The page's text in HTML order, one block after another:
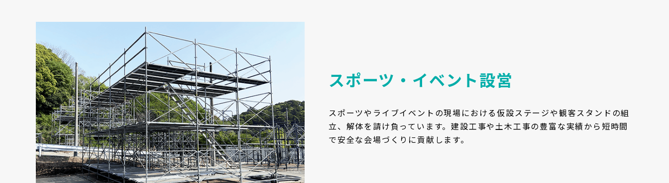
スポーツ・イベント設営
スポーツやライブイベントの現場における仮設ステージや観客スタンドの組
立、解体を請け負っています。建設工事や土木工事の豊富な実績から短時間
で安全な会場づくりに貢献します。